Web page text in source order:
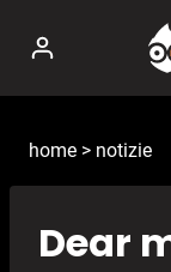
contenuto
home > notizie
Dear